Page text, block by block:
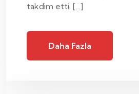
takdim etti. […]
Daha Fazla